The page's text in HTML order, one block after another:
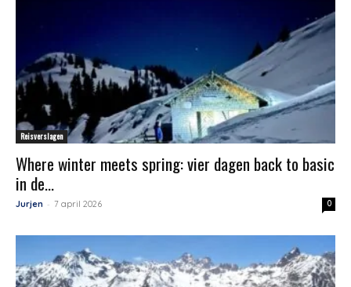
Reisverslagen
Where winter meets spring: vier dagen back to basic
in de...
Jurjen - 7 april 2026 0